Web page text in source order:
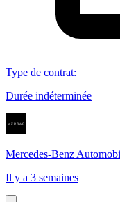
Type de contrat:
Durée indéterminée
Mercedes-Benz
Il y a 3 semaines